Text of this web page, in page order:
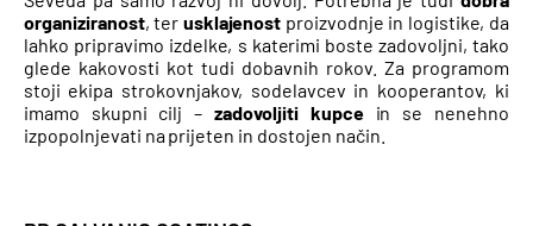
organiziranost, ter usklajenost proizvodnje in logistike, da
lahko pripravimo izdelke, s katerimi boste zadovoljni, tako
glede kakovosti kot tudi dobavnih rokov. Za programom
stoji ekipa strokovnjakov, sodelavcev in kooperantov, ki
imamo skupni cilj –zadovoljiti kupcein se nenehno
izpopolnjevati na prijeten in dostojen način.